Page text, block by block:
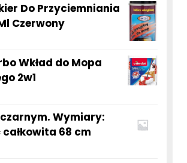
Do Przyciemniania
Czerwony
Wkład do Mopa
2w1
Wymiary:
68 cm